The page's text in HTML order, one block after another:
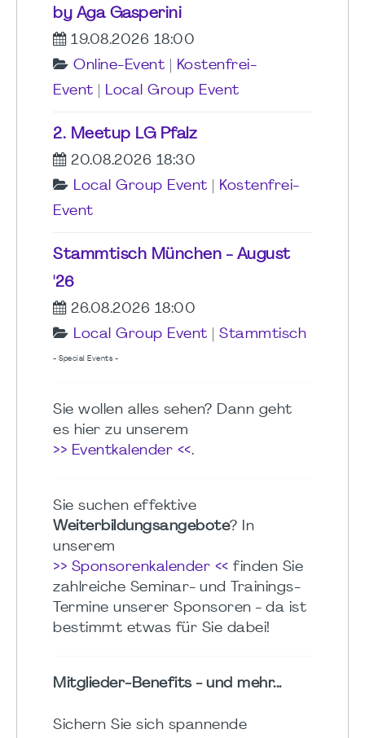
by Aga Gasperini
19.08.2026 18:00
Online-Event
Kostenfrei-
Event
Local Group Event
2. Meetup LG Pfalz
20.08.2026 18:30
Local Group Event
Kostenfrei-
Event
Stammtisch München - August
'26
26.08.2026 18:00
Local Group Event
Stammtisch
- Special Events -
Sie wollen alles sehen? Dann geht
es hier zu unserem
>> Eventkalender <<.
Sie suchen effektive
Weiterbildungsangebote? In
unserem
>> Sponsorenkalender << finden Sie
zahlreiche Seminar- und Trainings-
Termine unserer Sponsoren - da ist
bestimmt etwas für Sie dabei!
Mitglieder-Benefits - und mehr...
Sichern Sie sich spannende